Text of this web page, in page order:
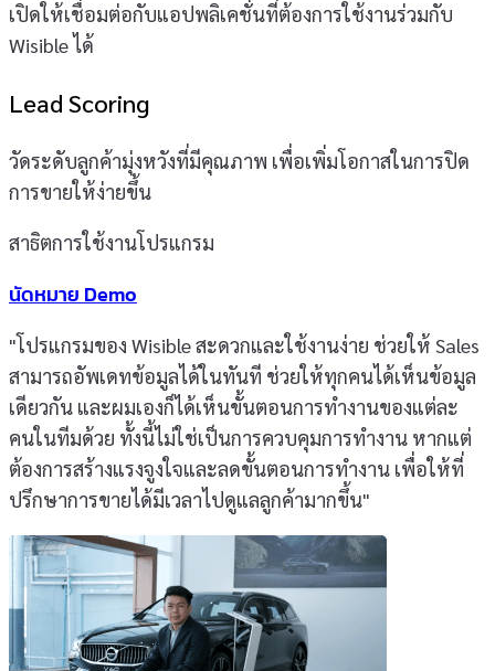
เปิดให้เชื่อมต่อกับแอปพลิเคชั่นที่ต้องการใช้งานร่วมกับ
Wisible ได้
Lead Scoring
วัดระดับลูกค้ามุ่งหวังที่มีคุณภาพ เพื่อเพิ่มโอกาสในการปิด
การขายให้ง่ายขึ้น
สาธิตการใช้งานโปรแกรม
นัดหมาย Demo
"โปรแกรมของ Wisible สะดวกและใช้งานง่าย ช่วยให้ Sales
สามารถอัพเดทข้อมูลได้ในทันที ช่วยให้ทุกคนได้เห็นข้อมูล
เดียวกัน และผมเองก็ได้เห็นขั้นตอนการทำงานของแต่ละ
คนในทีมด้วย ทั้งนี้ไม่ใช่เป็นการควบคุมการทำงาน หากแต่
ต้องการสร้างแรงจูงใจและลดขั้นตอนการทำงาน เพื่อให้ที่
ปรึกษาการขายได้มีเวลาไปดูแลลูกค้ามากขึ้น"